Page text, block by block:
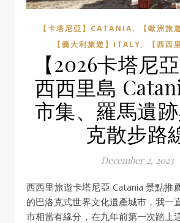
【卡塔尼亞】CATANIA, 【歐洲旅
【義大利旅遊】ITALY, 【西西
【2026卡塔尼
西西里島
市集、羅馬遺
克散步路
December 2, 2023
西西里旅遊卡塔尼亞 Catania 景點推薦：他是一座絕美
的巴洛克式世界文化遺產城市，我一
市相當有緣分，在九年前第一次踏上